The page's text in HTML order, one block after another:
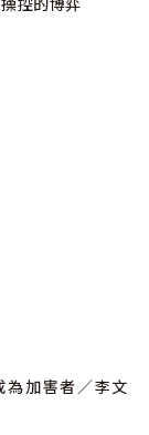
加害者／李文